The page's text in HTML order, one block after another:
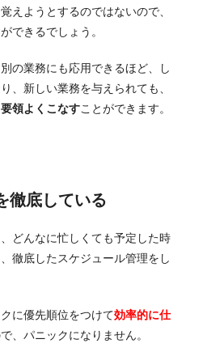
えようとするのではないので、
できるでしょう。
の業務にも応用できるほど、し
、新しい業務を与えられても、
要領よくこなすことができます。
徹底している
どんなに忙しくても予定した時
徹底したスケジュール管理をし
に優先順位をつけて効率的に仕
、パニックになりません。